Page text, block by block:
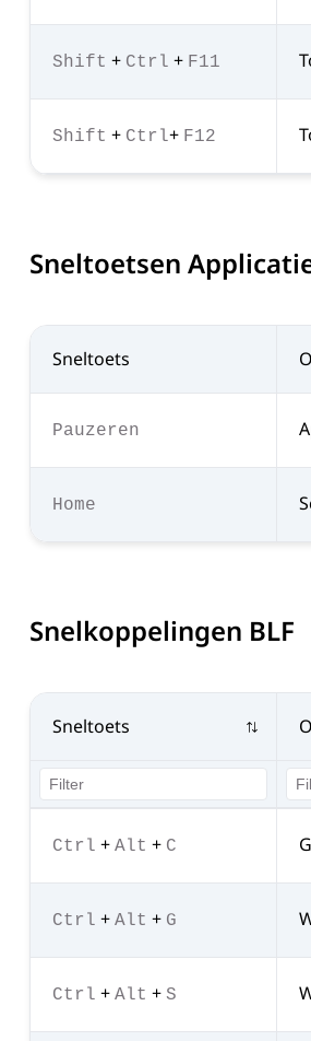
Shift + Ctrl + F11
Shift + Ctrl+ F12
Sneltoetsen
Sneltoets
Pauzeren
Home
Snelkoppelingen BLF
Sneltoets
Ctrl + Alt + C
Ctrl + Alt + G
Ctrl + Alt + S